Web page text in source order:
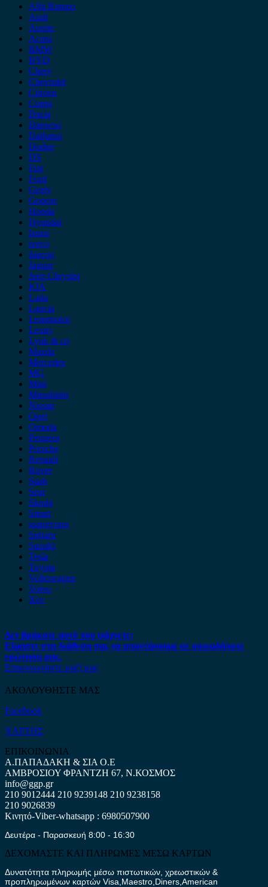
Alfa Romeo
Audi
Austin
Acura
BMW
BYD
Chery
Chevrolet
Citroen
Cupra
Dacia
Daewoo
Daihatsu
Dodge
DS
Fiat
Ford
Geely
Gonow
Honda
Hyundai
Isuzu
iveco
Jaecoo
Jaguar
Jeep Chrysler
KIA
Lada
Lancia
Leapmotor
Lexus
Lynk & co
Mazda
Mercedes
MG
Mini
Mitsubishi
Nissan
Opel
Omoda
Peugeot
Porsche
Renault
Rover
Saab
Seat
Skoda
Smart
ssangyong
Subaru
Suzuki
Tesla
Toyota
Volkswagen
Volvo
Xev
Δεν βρήκατε αυτό που ψάχνετε;
Είμαστε στη διάθεση σας να απαντήσουμε σε οποιαδήποτε
ερώτηση σας.
Επικοινωνήστε μαζί μας
ΑΚΟΛΟΥΘΗΣΤΕ ΜΑΣ
Facebook
ΧΑΡΤΗΣ
ΕΠΙΚΟΙΝΩΝΙΑ
Α.ΠΑΠΑΔΑΚΗ & ΣΙΑ Ο.Ε
ΑΜΒΡΟΣΙΟΥ ΦΡΑΝΤΖΗ 67, Ν.ΚΟΣΜΟΣ
info@ggp.gr
210 9012444 210 9239148 210 9238158
210 9026839
Κινητό-Viber-whatsapp : 6980507900
Δευτέρα - Παρασκευή 8:00 - 16:30
ΔΕΧΟΜΑΣΤΕ ΚΑΙ ΠΛΗΡΩΜΕΣ ΜΕΣΩ ΚΑΡΤΩΝ
Δυνατότητα πληρωμής μέσω πιστωτικών, χρεωστικών &
προπληρωμένων καρτών Visa,Maestro,Diners,American